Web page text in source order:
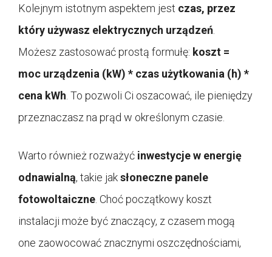
Kolejnym istotnym aspektem jest czas, przez
który używasz elektrycznych urządzeń
Możesz zastosować prostą formułę: koszt =
moc urządzenia (kW) * czas użytkowania (h) *
cena kWh . To pozwoli Ci oszacować, ile pieniędzy
przeznaczasz na prąd w określonym czasie.
Warto również rozważyć inwestycje w energię
odnawialną, takie jaksłoneczne panele
fotowoltaiczne . Choć początkowy koszt
instalacji może być znaczący, z czasem mogą
one zaowocować znacznymi oszczędnościami,